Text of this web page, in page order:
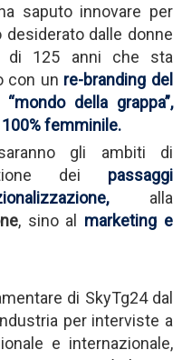
saputo innovare per
dalle donne
di 125 anni che sta
con un re-branding del
della grappa”,
femminile.
gli ambiti di
dei passaggi
alla
, sino al marketing e
di SkyTg24 dal
per interviste a
e internazionale,